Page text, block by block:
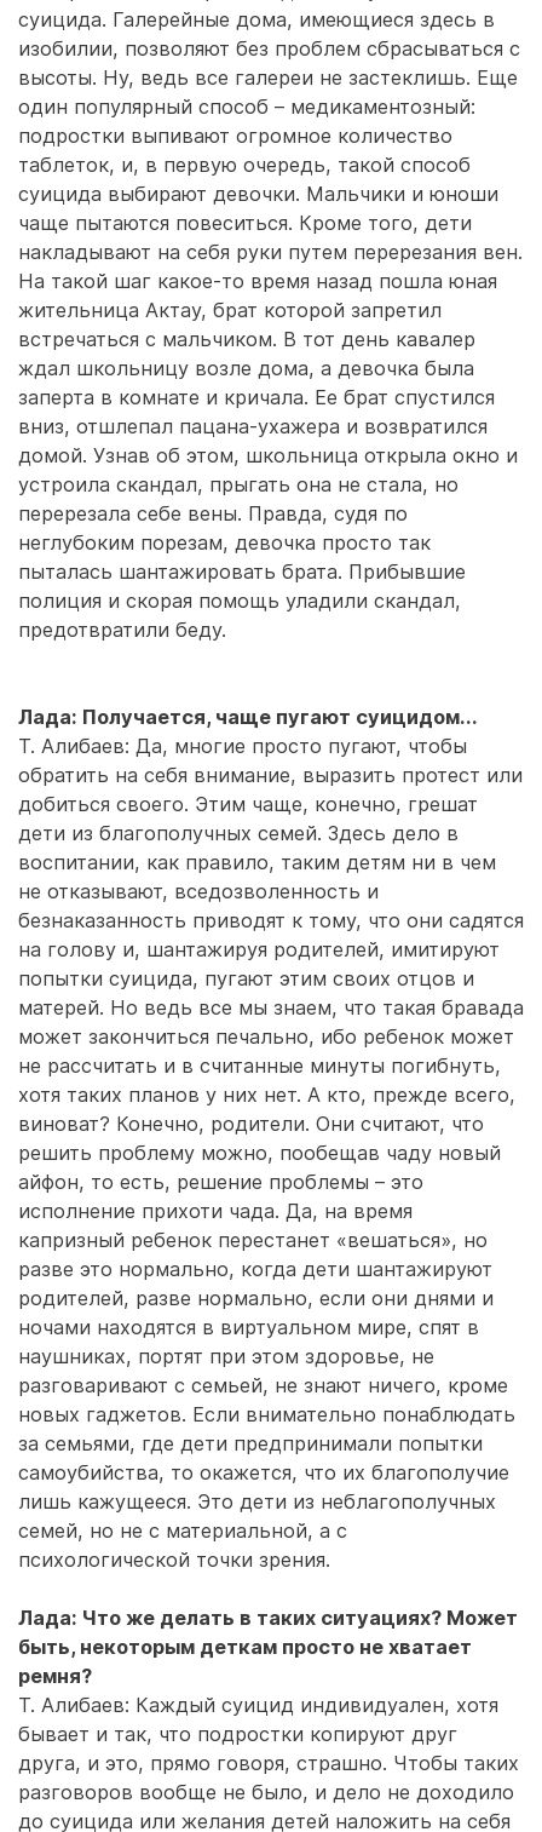
суицида. Галерейные дома, имеющиеся здесь в
изобилии, позволяют без проблем сбрасываться с
высоты. Ну, ведь все галереи не застеклишь. Еще
один популярный способ – медикаментозный:
подростки выпивают огромное количество
таблеток, и, в первую очередь, такой способ
суицида выбирают девочки. Мальчики и юноши
чаще пытаются повеситься. Кроме того, дети
накладывают на себя руки путем перерезания вен.
На такой шаг какое-то время назад пошла юная
жительница Актау, брат которой запретил
встречаться с мальчиком. В тот день кавалер
ждал школьницу возле дома, а девочка была
заперта в комнате и кричала. Ее брат спустился
вниз, отшлепал пацана-ухажера и возвратился
домой. Узнав об этом, школьница открыла окно и
устроила скандал, прыгать она не стала, но
перерезала себе вены. Правда, судя по
неглубоким порезам, девочка просто так
пыталась шантажировать брата. Прибывшие
полиция и скорая помощь уладили скандал,
предотвратили беду.
Лада: Получается, чаще пугают суицидом...
Т. Алибаев: Да, многие просто пугают, чтобы
обратить на себя внимание, выразить протест или
добиться своего. Этим чаще, конечно, грешат
дети из благополучных семей. Здесь дело в
воспитании, как правило, таким детям ни в чем
не отказывают, вседозволенность и
безнаказанность приводят к тому, что они садятся
на голову и, шантажируя родителей, имитируют
попытки суицида, пугают этим своих отцов и
матерей. Но ведь все мы знаем, что такая бравада
может закончиться печально, ибо ребенок может
не рассчитать и в считанные минуты погибнуть,
хотя таких планов у них нет. А кто, прежде всего,
виноват? Конечно, родители. Они считают, что
решить проблему можно, пообещав чаду новый
айфон, то есть, решение проблемы – это
исполнение прихоти чада. Да, на время
капризный ребенок перестанет «вешаться», но
разве это нормально, когда дети шантажируют
родителей, разве нормально, если они днями и
ночами находятся в виртуальном мире, спят в
наушниках, портят при этом здоровье, не
разговаривают с семьей, не знают ничего, кроме
новых гаджетов. Если внимательно понаблюдать
за семьями, где дети предпринимали попытки
самоубийства, то окажется, что их благополучие
лишь кажущееся. Это дети из неблагополучных
семей, но не с материальной, а с
психологической точки зрения.
Лада: Что же делать в таких ситуациях? Может
быть, некоторым деткам просто не хватает
ремня?
Т. Алибаев: Каждый суицид индивидуален, хотя
бывает и так, что подростки копируют друг
друга, и это, прямо говоря, страшно. Чтобы таких
разговоров вообще не было, и дело не доходило
до суицида или желания детей наложить на себя